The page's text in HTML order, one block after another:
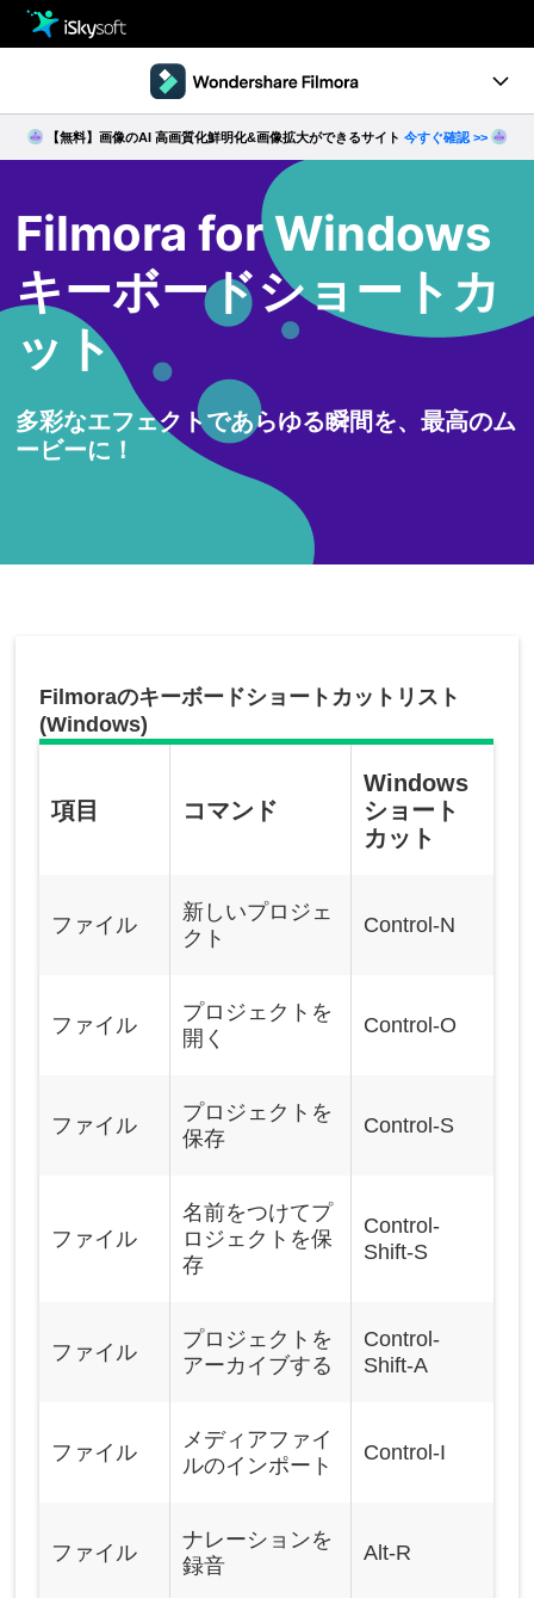
Utility
製品活用事例
サポート
概要
動作環境
動画編集の基本とコツ
キーボードショートカット
無料ダウンロード 今すぐ購入
【無料】画像のAI 高画質化鮮明化&画像拡大ができるサイト 今すぐ確認 >>
Filmora for Windows
キーボードショートカ
ット
多彩なエフェクトであらゆる瞬間を、最高のム
ービーに！
Filmoraのキーボードショートカットリスト
(Windows)
項目 コマンド
Windows
ショート
カット
ファイル
新しいプロジェ
クト
Control-N
ファイル
プロジェクトを
開く
Control-O
ファイル
プロジェクトを
保存
Control-S
ファイル
名前をつけてプ
ロジェクトを保
存
Control-
Shift-S
ファイル
プロジェクトを
アーカイブする
Control-
Shift-A
ファイル
メディアファイ
ルのインポート
Control-I
ファイル
ナレーションを
録音
Alt-R